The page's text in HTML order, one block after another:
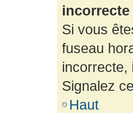
incorrecte
Si vous
fuseau
incorrecte,
Signalez
Haut